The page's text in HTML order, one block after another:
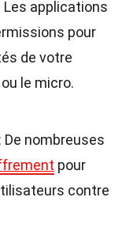
Les applications
pour
de votre
le micro.
: De nombreuses
pour
contre